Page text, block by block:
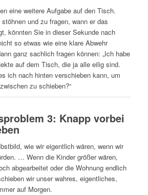
eine weitere Aufgabe auf den Tisch.
und zu fragen, wann er das
könnten Sie in dieser Sekunde nach
so etwas wie eine klare Abwehr
ganz sachlich fragen können: „Ich habe
auf dem Tisch, die ja alle eilig sind.
ich nach hinten verschieben kann, um
zu schieben?“
3: Knapp vorbei
wie wir eigentlich wären, wenn wir
… Wenn die Kinder größer wären,
abgearbeitet oder die Wohnung endlich
wir unser wahres, eigentliches,
auf Morgen.